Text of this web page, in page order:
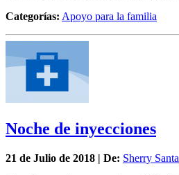
Categorías: Apoyo para la familia
Noche de inyecciones
21 de Julio de 2018 | De: Sherry Santa